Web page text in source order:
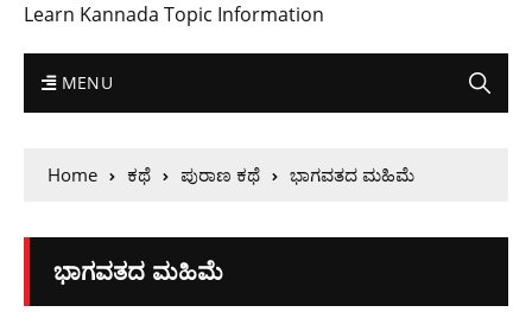
Learn Kannada Topic Information
MENU
Home ಕಥೆ ಪುರಾಣ ಕಥೆ ಭಾಗವತದ ಮಹಿಮೆ
ಭಾಗವತದ ಮಹಿಮೆ